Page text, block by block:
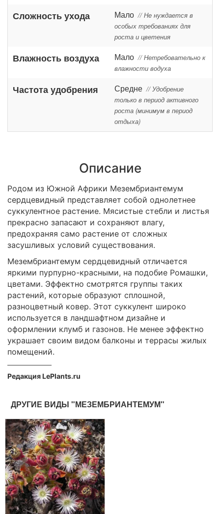
Сложность ухода Мало // Не нуждается в
особых требованиях для
роста и цветения
Влажность воздуха Мало // Нетребовательно к
влажности водуха
Частота удобрения Средне // Удобрение
только в период активного
роста (минимум в период
отдыха)
Описание
Родом из Южной Африки Мезембриантемум
сердцевидный представляет собой однолетнее
суккулентное растение. Мясистые стебли и листья
прекрасно запасают и сохраняют влагу,
предохраняя само растение от сложных
засушливых условий существования.
Мезембриантемум сердцевидный отличается
яркими пурпурно-красными, на подобие Ромашки,
цветами. Эффектно смотрятся группы таких
растений, которые образуют сплошной,
разноцветный ковер. Этот суккулент широко
используется в ландшафтном дизайне и
оформлении клумб и газонов. Не менее эффектно
украшает своим видом балконы и террасы жилых
помещений.
Редакция LePlants.ru
ДРУГИЕ ВИДЫ "МЕЗЕМБРИАНТЕМУМ"